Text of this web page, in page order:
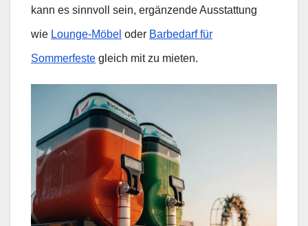
kann es sinnvoll sein, ergänzende Ausstattung
wie Lounge-Möbel oder Barbedarf für
Sommerfeste gleich mit zu mieten.